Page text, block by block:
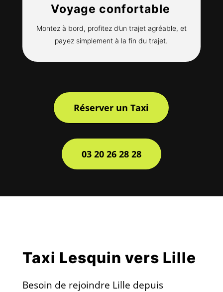
Voyage confortable
Montez à bord, profitez d’un trajet agréable, et
payez simplement à la fin du trajet.
Réserver un Taxi
03 20 26 28 28
Taxi Lesquin vers Lille
Besoin de rejoindre Lille depuis